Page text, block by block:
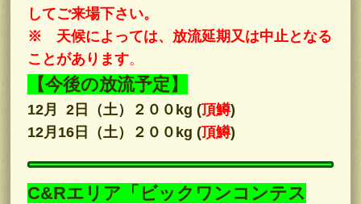
してご来場下さい。
※ 天候によっては、放流延期又は中止となる
ことがあります。
【今後の放流予定】
12月 2日（土）２００kg (頂鱒)
12月16日（土）２００kg (頂鱒)
C&Rエリア「ビックワンコンテス